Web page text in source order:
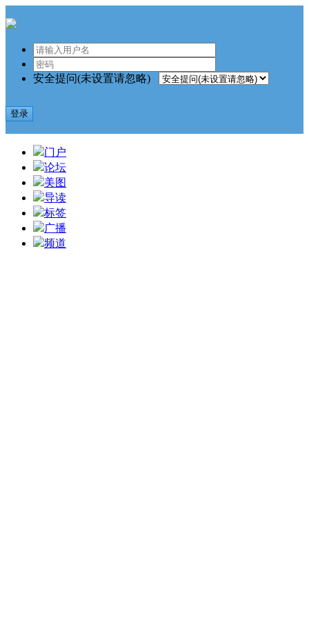
安全提问(未设置请忽略)
登录
门户
论坛
美图
导读
标签
广播
频道